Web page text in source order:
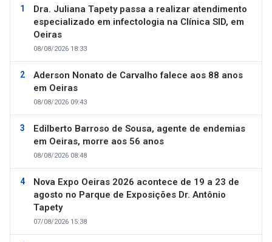
Dra. Juliana Tapety passa a realizar atendimento
especializado em infectologia na Clínica SID, em
Oeiras
08/08/2026 18:33
Aderson Nonato de Carvalho falece aos 88 anos
em Oeiras
08/08/2026 09:43
Edilberto Barroso de Sousa, agente de endemias
em Oeiras, morre aos 56 anos
08/08/2026 08:48
Nova Expo Oeiras 2026 acontece de 19 a 23 de
agosto no Parque de Exposições Dr. Antônio
Tapety
07/08/2026 15:38